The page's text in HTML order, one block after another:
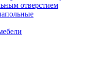
отверстием